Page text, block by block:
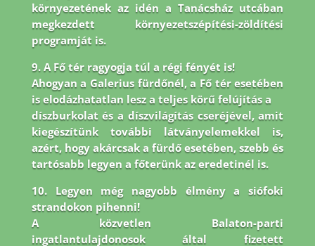
környezetének az idén a Tanácsház utcában
megkezdett környezetszépítési-zöldítési
programját is.
9. A Fő tér ragyogja túl a régi fényét is!
Ahogyan a Galerius fürdőnél, a Fő tér esetében
is elodázhatatlan lesz a teljes körű felújítás a
díszburkolat és a díszvilágítás cseréjével, amit
kiegészítünk további látványelemekkel is,
azért, hogy akárcsak a fürdő esetében, szebb és
tartósabb legyen a főterünk az eredetinél is.
10. Legyen még nagyobb élmény a siófoki
strandokon pihenni!
A közvetlen Balaton-parti
ingatlantulajdonosok által fizetett